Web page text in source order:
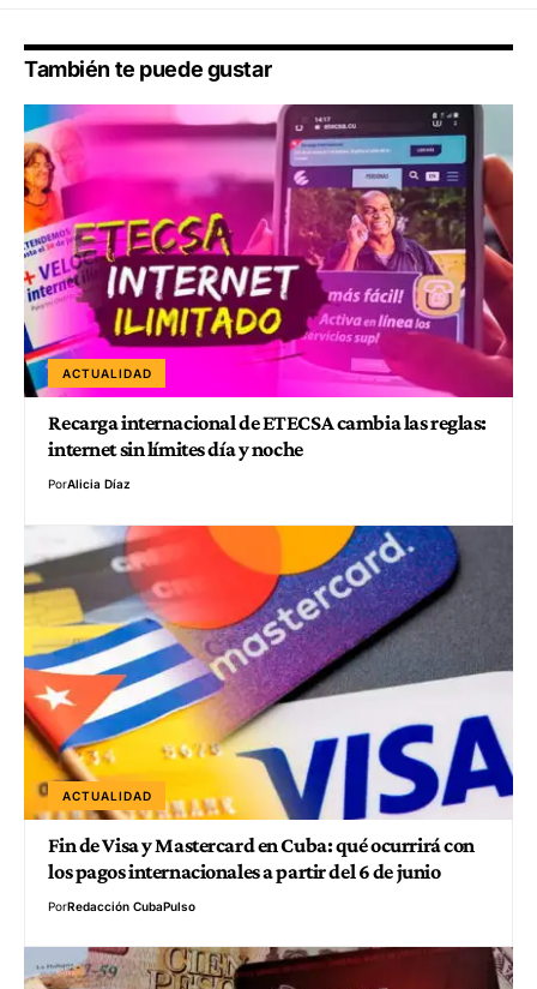
También te puede gustar
ACTUALIDAD
Recarga internacional de ETECSA cambia las reglas:
internet sin límites día y noche
PorAlicia Díaz
ACTUALIDAD
Fin de Visa y Mastercard en Cuba: qué ocurrirá con
los pagos internacionales a partir del 6 de junio
PorRedacción CubaPulso